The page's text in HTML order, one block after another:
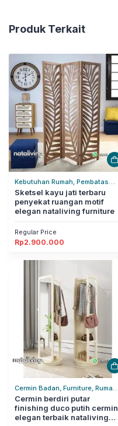
Produk Terkait
Kebutuhan Rumah, Pembatas
Ruangan, Rumah Tangga
Sketsel kayu jati terbaru
penyekat ruangan motif
elegan nataliving furniture
Regular Price
Rp2.900.000
Cermin Badan, Furniture, Rumah
Tangga
Cermin berdiri putar
finishing duco putih cermin
elegan terbaik nataliving